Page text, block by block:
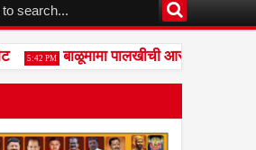
5:42 PM बाळूमामा पालखीची आरती दुधगावकर